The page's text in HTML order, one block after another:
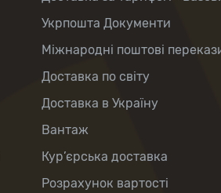
Укрпошта Документи
Міжнародні поштові
Доставка по світу
Доставка в Україну
Вантаж
Кур’єрська доставка
Розрахунок вартості